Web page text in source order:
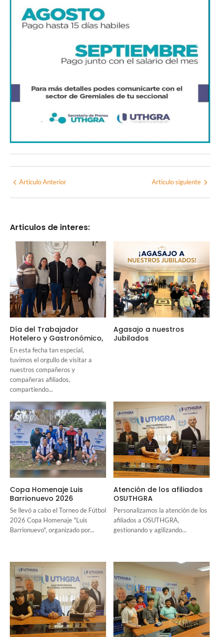
Articulo Anterior Articulo siguiente
Articulos de interes:
Día del Trabajador
Hotelero y Gastronómico,
En esta fecha tan especial,
tuvimos el orgullo de visitar a
nuestros compañeros y
compañeras afiliados,
compartiendo...
Agasajo a nuestros
Jubilados
Copa Homenaje Luis
Barrionuevo 2026
Se llevó a cabo el Torneo de Fútbol
2026 Copa Homenaje "Luis
Barrionuevo", organizado por...
Atención de los afiliados
OSUTHGRA
Personalizamos la atención de los
afiliados a OSUTHGRA,
gestionando y agilizando...